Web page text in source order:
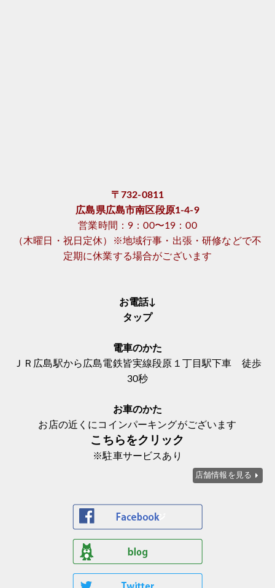
〒732-0811
広島県広島市南区段原1-4-9
営業時間：9：00〜19：00
（木曜日・祝日定休）※地域行事・出張・研修などで不
定期に休業する場合がございます
お電話↓
タップ
電車のかた
ＪＲ広島駅から広島電鉄皆実線段原１丁目駅下車 徒歩
30秒
お車のかた
お店の近くにコインパーキングがございます
こちらをクリック
※駐車サービスあり
店舗情報を見る